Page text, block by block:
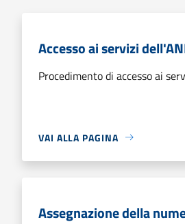
Accesso ai servizi
Procedimento di accesso ai
VAI ALLA PAGINA
Assegnazione della